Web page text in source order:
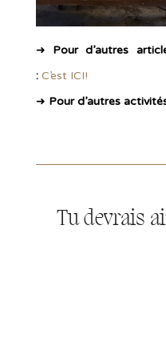
➜ Pour d’autres
: C’est ICI!
➜ Pour d’autres
Tu devrais